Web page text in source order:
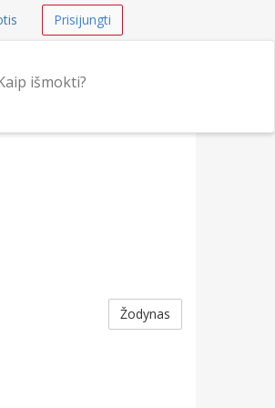
Prisijungti
išmokti?
Žodynas